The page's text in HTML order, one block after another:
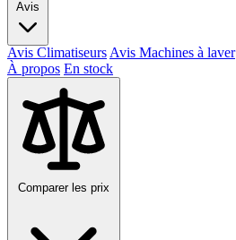
Avis Climatiseurs Avis Machines à laver
À propos En stock